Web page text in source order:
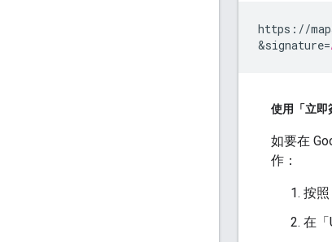
https://
&signature=
使用「立即
如要在
作：
按照
在「